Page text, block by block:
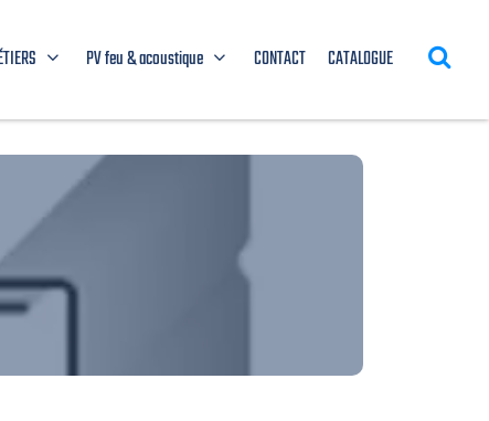
PV feu & acoustique CONTACT CATALOGUE